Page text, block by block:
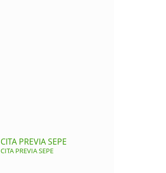
CITA PREVIA SEPE
CITA PREVIA SEPE